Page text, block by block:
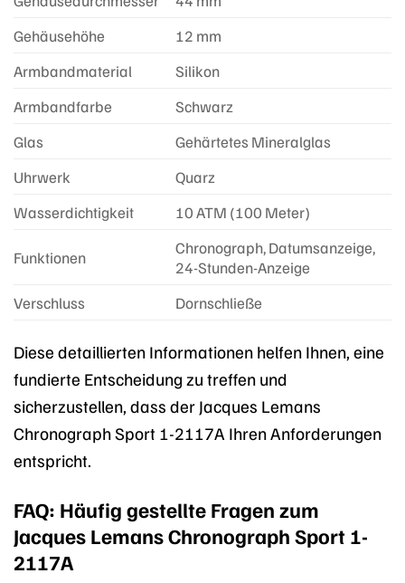
Gehäusehöhe
12 mm
Armbandmaterial
Silikon
Armbandfarbe
Schwarz
Glas
Gehärtetes Mineralglas
Uhrwerk
Quarz
Wasserdichtigkeit
10 ATM (100 Meter)
Funktionen
Chronograph, Datumsanzeige,
24-Stunden-Anzeige
Verschluss
Dornschließe
Diese detaillierten Informationen helfen Ihnen, eine
fundierte Entscheidung zu treffen und
sicherzustellen, dass der Jacques Lemans
Chronograph Sport 1-2117A Ihren Anforderungen
entspricht.
FAQ: Häufig gestellte Fragen zum
Jacques Lemans Chronograph Sport 1-
2117A